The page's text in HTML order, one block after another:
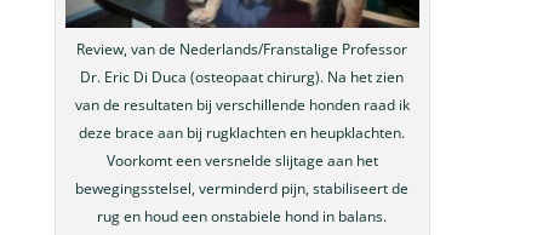
Review, van de Nederlands/Franstalige Professor
Dr. Eric Di Duca (osteopaat chirurg). Na het zien
van de resultaten bij verschillende honden raad ik
deze brace aan bij rugklachten en heupklachten.
Voorkomt een versnelde slijtage aan het
bewegingsstelsel, verminderd pijn, stabiliseert de
rug en houd een onstabiele hond in balans.